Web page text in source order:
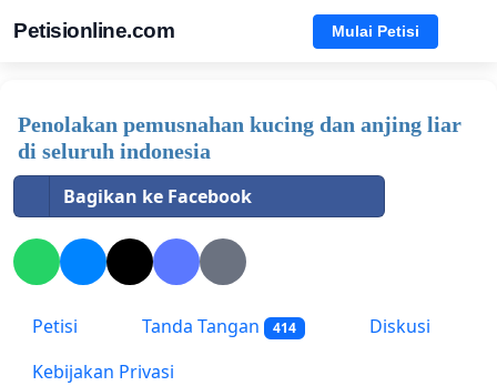
Petisionline.com Mulai Petisi
Penolakan pemusnahan kucing dan anjing liar
di seluruh indonesia
Bagikan ke Facebook
Petisi Tanda Tangan 414
Diskusi
Kebijakan Privasi